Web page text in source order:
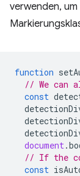
verwenden,
function
// We can
const
document.
// If the
const